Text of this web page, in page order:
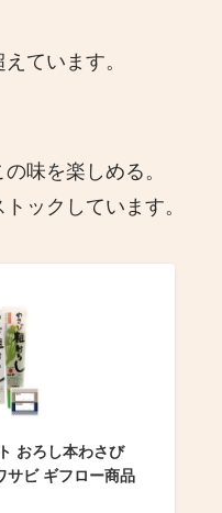
ています。
味を楽しめる。
ックしています。
おろし本わさび
サビ ギフロー商品